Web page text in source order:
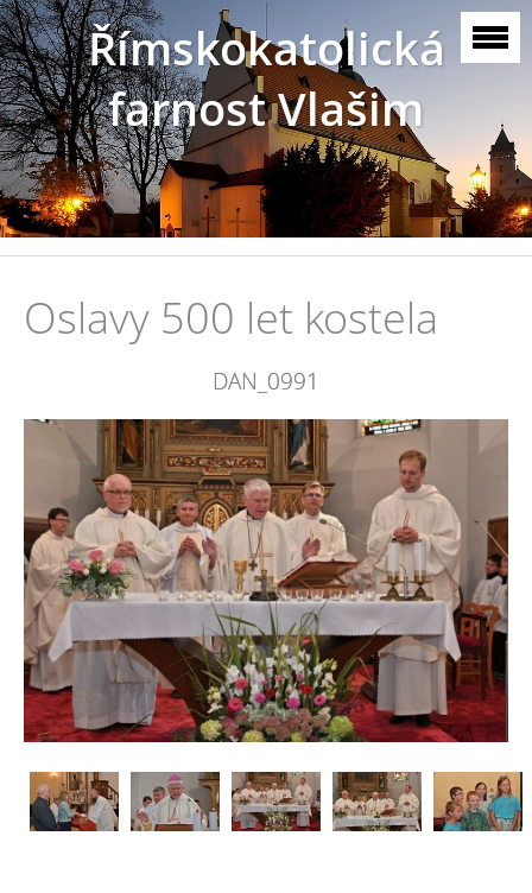
Římskokatolická
farnost Vlašim
Oslavy 500 let kostela
DAN_0991